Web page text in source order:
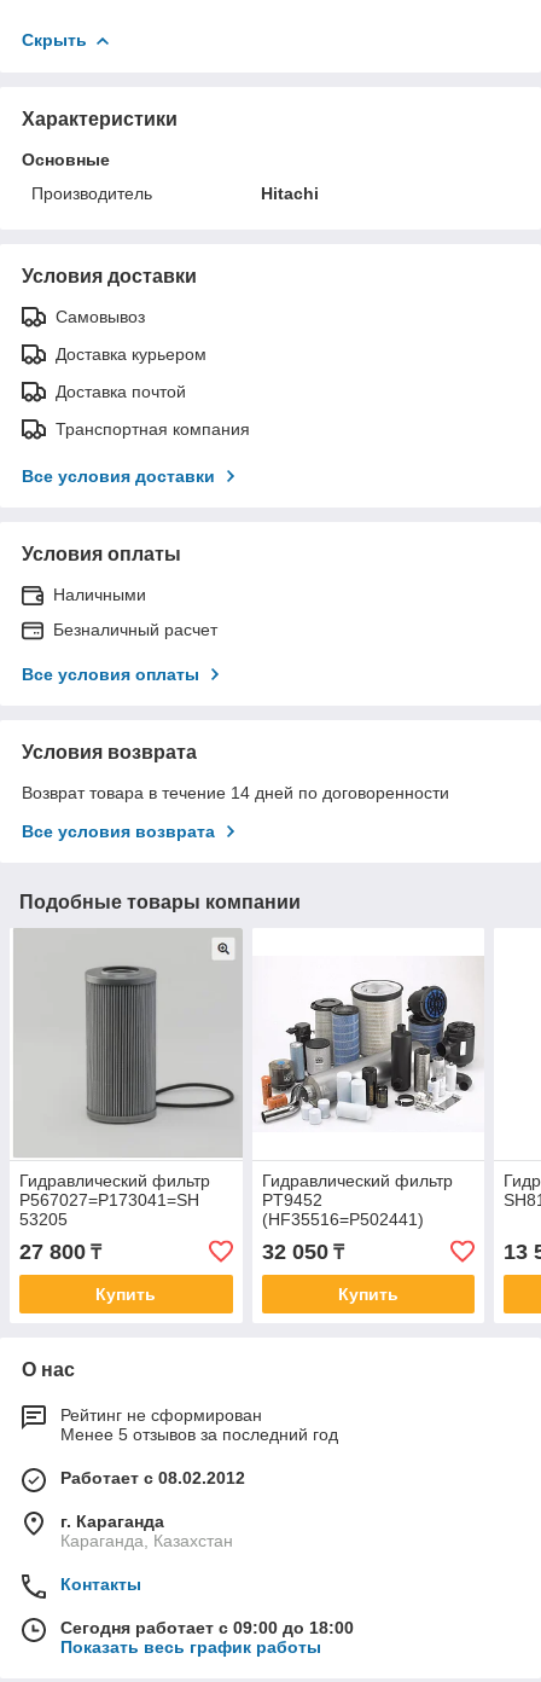
Скрыть
Характеристики
Основные
Производитель
Hitachi
Условия доставки
Самовывоз
Доставка курьером
Доставка почтой
Транспортная компания
Все условия доставки
Условия оплаты
Наличными
Безналичный расчет
Все условия оплаты
Условия возврата
Возврат товара в течение 14 дней по договоренности
Все условия возврата
Подобные товары компании
Гидравлический фильтр
P567027=P173041=SH
53205
27 800 ₸
Купить
Гидравлический фильтр
PT9452
(HF35516=P502441)
32 050₸
Купить
13
О нас
Рейтинг не сформирован
Менее 5 отзывов за последний год
Работает с 08.02.2012
г. Караганда
Караганда, Казахстан
Контакты
Сегодня работает с 09:00 до 18:00
Показать весь график работы